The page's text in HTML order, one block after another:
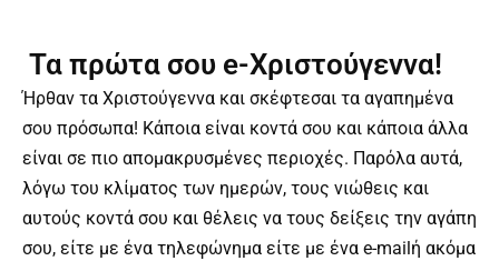
Τα πρώτα σου e-Χριστούγεννα!
Ήρθαν τα Χριστούγεννα και σκέφτεσαι τα αγαπημένα
σου πρόσωπα! Κάποια είναι κοντά σου και κάποια άλλα
είναι σε πιο απομακρυσμένες περιοχές. Παρόλα αυτά,
λόγω του κλίματος των ημερών, τους νιώθεις και
αυτούς κοντά σου και θέλεις να τους δείξεις την αγάπη
σου, είτε με ένα τηλεφώνημα είτε με ένα e-mailή ακόμα